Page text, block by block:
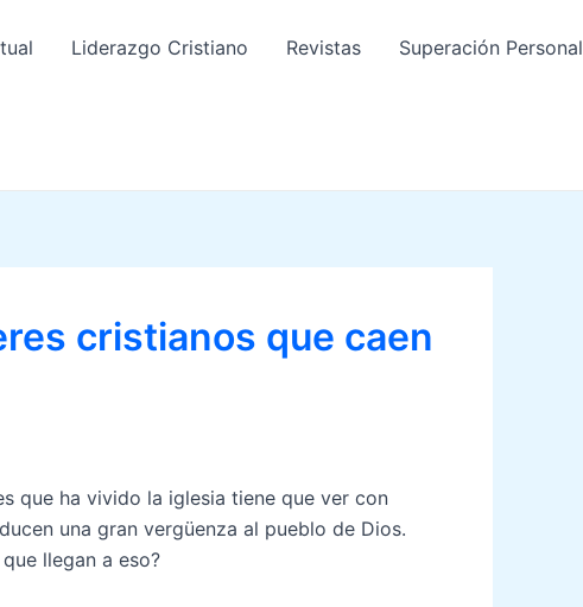
Liderazgo Cristiano Revistas Superación Personal
cristianos que caen
que ha vivido la iglesia tiene que ver con
una gran vergüenza al pueblo de Dios.
llegan a eso?